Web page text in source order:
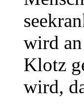
wird
Klotz
wird,